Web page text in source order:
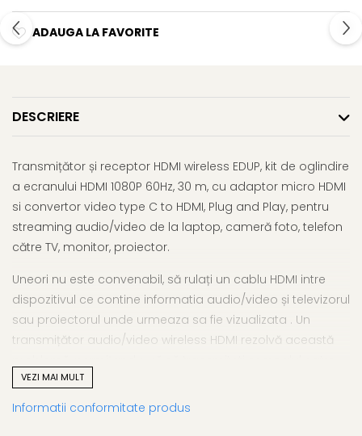
ADAUGA LA FAVORITE
DESCRIERE
Transmițător și receptor HDMI wireless EDUP, kit de oglindire
a ecranului HDMI 1080P 60Hz, 30 m, cu adaptor micro HDMI
si convertor video type C to HDMI, Plug and Play, pentru
streaming audio/video de la laptop, cameră foto, telefon
către TV, monitor, proiector.
Uneori nu este convenabil, să rulați un cablu HDMI intre
dispozitivul ce contine informatia audio/video și televizorul
sau proiectorul unde urmeaza sa fie vizualizata . Un
transmițător audio/video wireless HDMI rezolvă această
TV, monitor sau proiector.
VEZI MAI MULT
Informatii conformitate produs